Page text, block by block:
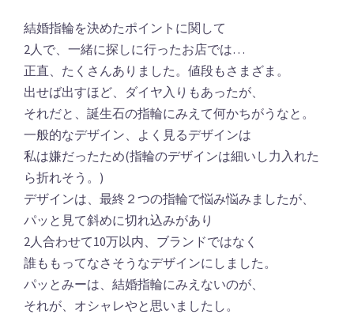
結婚指輪を決めたポイントに関して
2人で、一緒に探しに行ったお店では…
正直、たくさんありました。値段もさまざま。
出せば出すほど、ダイヤ入りもあったが、
それだと、誕生石の指輪にみえて何かちがうなと。
一般的なデザイン、よく見るデザインは
私は嫌だったため(指輪のデザインは細いし力入れた
ら折れそう。)
デザインは、最終２つの指輪で悩み悩みましたが、
パッと見て斜めに切れ込みがあり
2人合わせて10万以内、ブランドではなく
誰ももってなさそうなデザインにしました。
パッとみーは、結婚指輪にみえないのが、
それが、オシャレやと思いましたし。